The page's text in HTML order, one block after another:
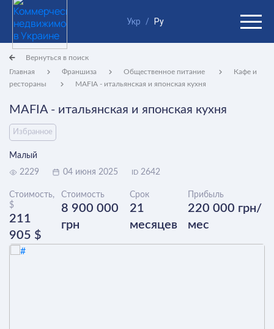
Укр / Ру
Главная Франшиза Общественное питание
Кафе и
рестораны
MAFIA - итальянская и японская кухня
Вернуться в поиск
MAFIA - итальянская и японская кухня
Избранное
Малый
2229
04 июня 2025 ID 2642
Стоимость,
$
211
905 $
Стоимость
8 900 000
грн
Срок
21
месяцев
Прибыль
220 000 грн/
мес